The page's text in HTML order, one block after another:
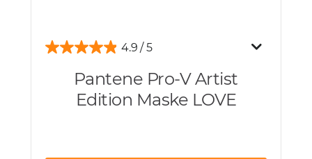
4.9
Pantene Pro-V Artist
Edition Maske LOVE